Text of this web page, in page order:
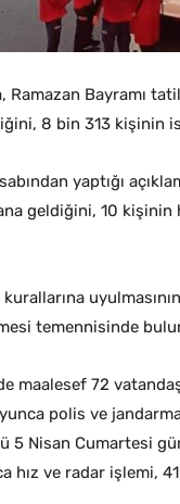
Ramazan Bayramı
8 bin 313 kişinin
yaptığı
geldiğini, 10 kişinin
temennisinde
maalesef 72
polis ve
5 Nisan Cumartesi
hız ve radar işlemi,